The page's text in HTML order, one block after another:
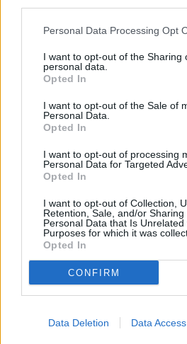
Personal Data Processing Opt
I want to opt-out of the Sharing
personal data.
Opted In
I want to opt-out of the Sale of
Personal Data.
Opted In
I want to opt-out of processing
Personal Data for Targeted
Opted In
I want to opt-out of Collection,
Retention, Sale, and/or Sharing
Personal Data that Is Unrelated
Purposes for which it was
Opted In
CONFIRM
Data Deletion Data Access
του, όμως εκφράζει θέσεις,
όπως μπορεί την
είμαστε τόσο σωστοί; Και
για νομοσχέδιο και
κοιταχτούμε στα μάτια».